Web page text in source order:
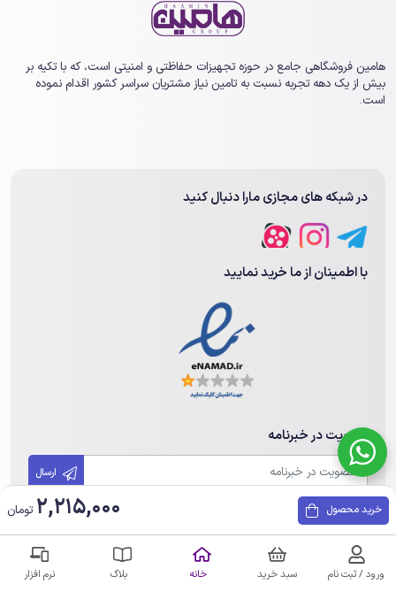
هامین فروشگاهی جامع در حوزه تجهیزات حفاظتی و امنیتی است، که با تکیه بر
بیش از یک ‏دهه تجربه نسبت به تامین نیاز مشتریان سراسر کشور اقدام نموده
است.
در شبکه های مجازی مارا دنبال کنید
با اطمینان از ما خرید نمایید
عضویت در خبرنامه
تمامی حقوق مادی و معنوی این سایت متعلق به مهندسی هوشمند هامین
می باشد. هرگونه کپی برداری پیگرد قانونی دارد.
خرید محصول 2,215,000 تومان
ورود / ثبت نام سبد خرید خانه بلاگ نرم افزار